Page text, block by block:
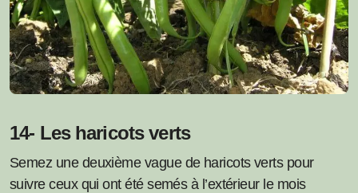
14- Les haricots verts
Semez une deuxième vague de haricots verts pour
suivre ceux qui ont été semés à l’extérieur le mois